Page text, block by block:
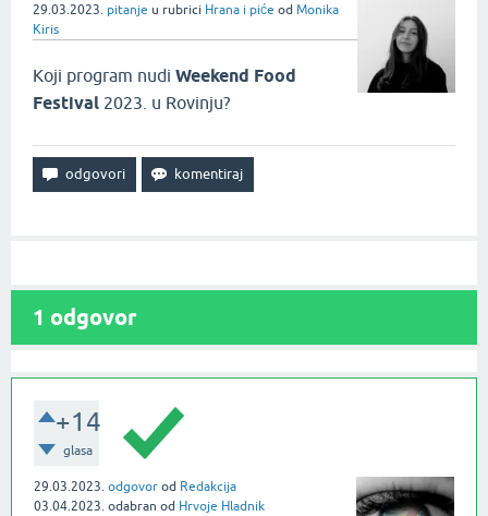
29.03.2023. pitanje u rubrici Hrana i piće od Monika
Kiris
Koji program nudi Weekend Food
Festival 2023. u Rovinju?
1 odgovor
+14
glasa
29.03.2023. odgovor od Redakcija
03.04.2023. odabran od Hrvoje Hladnik